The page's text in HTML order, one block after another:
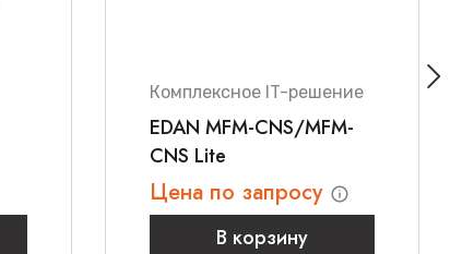
Комплексное IT-решение
EDAN MFM-CNS/MFM-
CNS Lite
Цена по запросу
В корзину